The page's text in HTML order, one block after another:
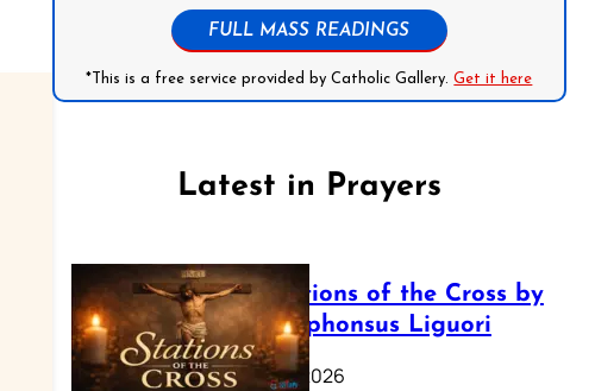
FULL MASS READINGS
*This is a free service provided by Catholic Gallery.Get it here
Latest in Prayers
The Stations of the Cross by
Saint Alphonsus Liguori
March 16, 2026